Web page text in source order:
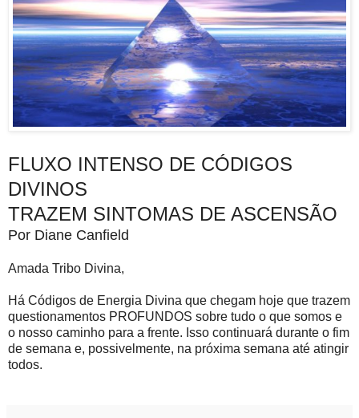
FLUXO INTENSO DE CÓDIGOS
DIVINOS
TRAZEM SINTOMAS DE ASCENSÃO
Por Diane Canfield
Amada Tribo Divina,
Há Códigos de Energia Divina que chegam hoje que trazem
questionamentos PROFUNDOS sobre tudo o que somos e
o nosso caminho para a frente. Isso continuará durante o fim
de semana e, possivelmente, na próxima semana até atingir
todos.